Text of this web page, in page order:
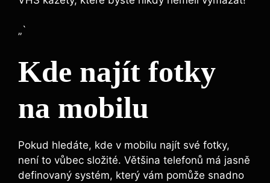
„`
Kde najít fotky
na mobilu
Pokud hledáte, kde v mobilu najít své fotky,
není to vůbec složité. Většina telefonů má jasně
definovaný systém, který vám pomůže snadno